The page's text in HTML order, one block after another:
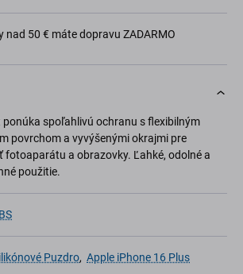
nad 50 € máte dopravu ZADARMO
ponúka spoľahlivú ochranu s flexibilným
povrchom a vyvýšenými okrajmi pre
fotoaparátu a obrazovky. Ľahké, odolné a
použitie.
Puzdro, Apple iPhone 16 Plus